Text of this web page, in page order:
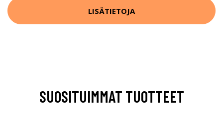
LISÄTIETOJA
SUOSITUIMMAT TUOTTEET